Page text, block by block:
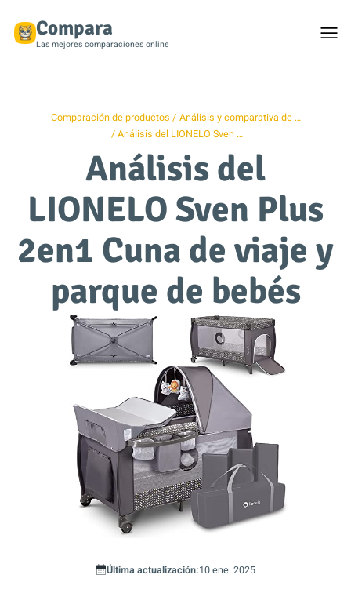
Compara
Las mejores comparaciones online
Comparación de productos
Análisis y comparativa de …
Análisis del LIONELO Sven …
Análisis del
LIONELO Sven Plus
2en1 Cuna de viaje y
parque de bebés
Última actualización:10 ene. 2025